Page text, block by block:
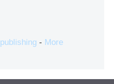
publishing - More